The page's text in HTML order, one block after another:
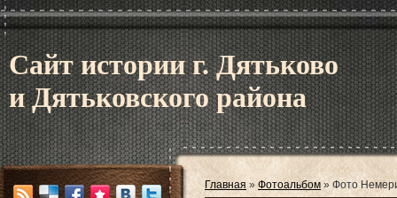
Сайт истории г. Дятьково
и Дятьковского района
Главная » Фотоальбом » Фото